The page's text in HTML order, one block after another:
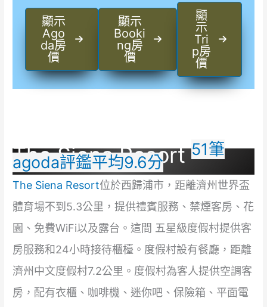
顯示
Ago
da房
價
顯示
Booki
ng房
價
顯
示
Tri
p房
價
The Siena Resort51筆
agoda評鑑平均9.6分
The Siena Resort位於西歸浦市，距離濟州世界盃
體育場不到5.3公里，提供禮賓服務、禁煙客房、花
園、免費WiFi以及露台。這間 五星級度假村提供客
房服務和24小時接待櫃檯。度假村設有餐廳，距離
濟州中文度假村7.2公里。度假村為客人提供空調客
房，配有衣櫃、咖啡機、迷你吧、保險箱、平面電